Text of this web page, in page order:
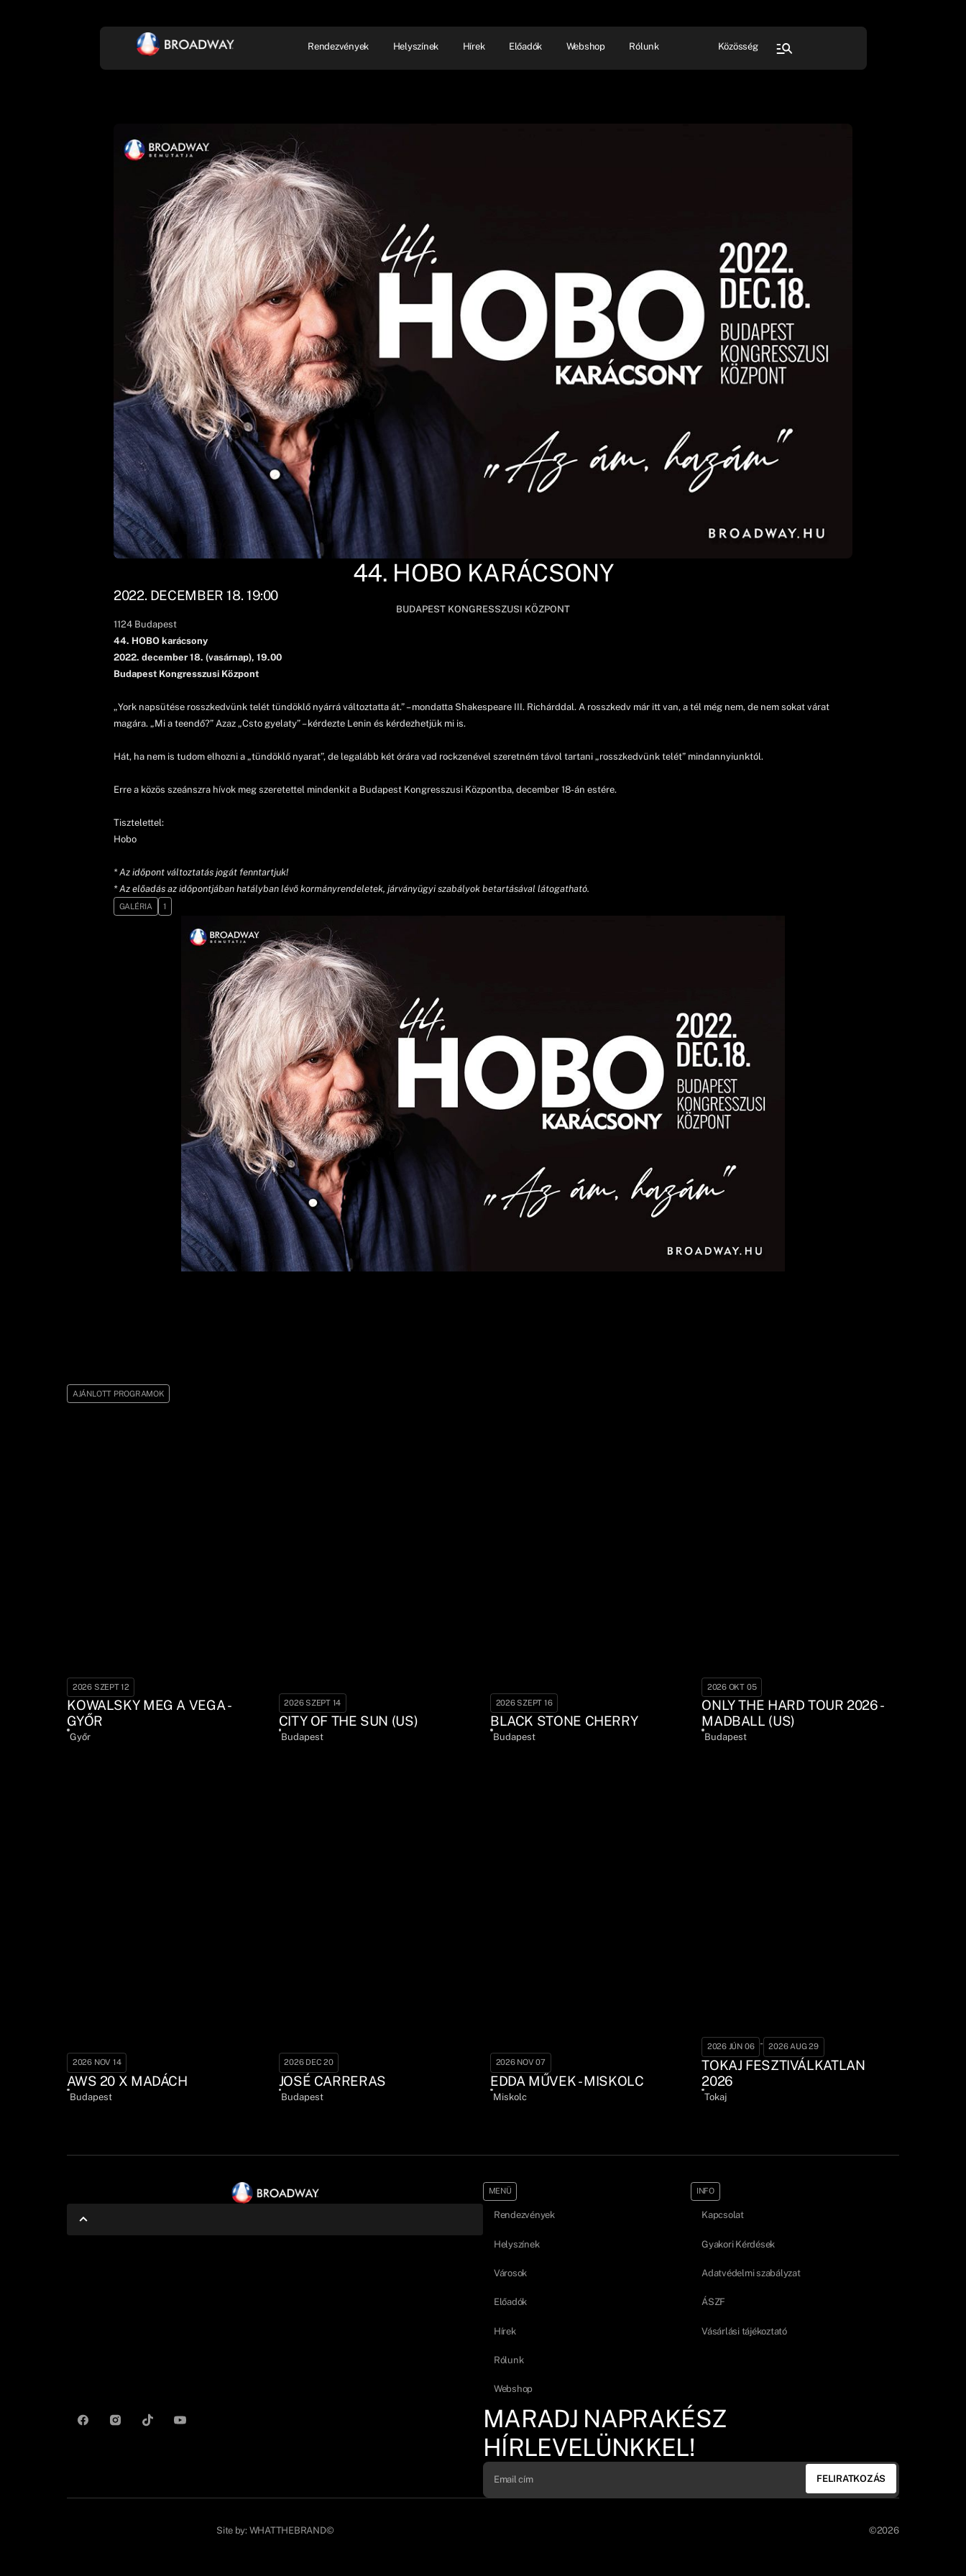
Rendezvények Helyszínek Hírek Előadók Webshop Rólunk Közösség
44. HOBO KARÁCSONY
2022. DECEMBER 18. 19:00
BUDAPEST KONGRESSZUSI KÖZPONT
1124 Budapest
44. HOBO karácsony
2022. december 18. (vasárnap), 19.00
Budapest Kongresszusi Központ
„York napsütése rosszkedvünk telét tündöklő nyárrá változtatta át.” – mondatta Shakespeare III. Richárddal. A rosszkedv már itt van, a tél még nem, de nem sokat várat
magára. „Mi a teendő?” Azaz „Csto gyelaty” – kérdezte Lenin és kérdezhetjük mi is.
Hát, ha nem is tudom elhozni a „tündöklő nyarat”, de legalább két órára vad rockzenével szeretném távol tartani „rosszkedvünk telét” mindannyiunktól.
Erre a közös szeánszra hívok meg szeretettel mindenkit a Budapest Kongresszusi Központba, december 18-án estére.
Tisztelettel:
Hobo
* Az időpont változtatás jogát fenntartjuk!
* Az előadás az időpontjában hatályban lévő kormányrendeletek, járványügyi szabályok betartásával látogatható.
GALÉRIA 1
AJÁNLOTT PROGRAMOK
2026 SZEPT 12
KOWALSKY MEG A VEGA -
GYŐR
Győr
2026 SZEPT 14
CITY OF THE SUN (US)
Budapest
2026 SZEPT 16
BLACK STONE CHERRY
Budapest
2026 OKT 05
ONLY THE HARD TOUR 2026 -
MADBALL (US)
Budapest
2026 NOV 14
AWS 20 X MADÁCH
Budapest
2026 DEC 20
JOSÉ CARRERAS
Budapest
2026 NOV 07
EDDA MŰVEK - MISKOLC
Miskolc
2026 JÚN 06 - 2026 AUG 29
TOKAJ FESZTIVÁLKATLAN
2026
Tokaj
MENÜ
Rendezvények
Helyszínek
Városok
Előadók
Hírek
Rólunk
Webshop
INFO
Kapcsolat
Gyakori Kérdések
Adatvédelmi szabályzat
ÁSZF
Vásárlási tájékoztató
MARADJ NAPRAKÉSZ
HÍRLEVELÜNKKEL!
FELIRATKOZÁS
Site by: WHATTHEBRAND© ©2026